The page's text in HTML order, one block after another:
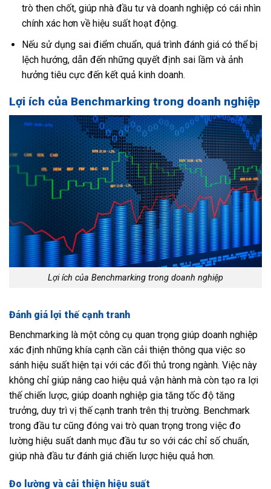
trò then chốt, giúp nhà đầu tư và doanh nghiệp có cái nhìn
chính xác hơn về hiệu suất hoạt động.
Nếu sử dụng sai điểm chuẩn, quá trình đánh giá có thể bị
lệch hướng, dẫn đến những quyết định sai lầm và ảnh
hưởng tiêu cực đến kết quả kinh doanh.
Lợi ích của Benchmarking trong doanh nghiệp
Lợi ích của Benchmarking trong doanh nghiệp
Đánh giá lợi thế cạnh tranh
Benchmarking là một công cụ quan trọng giúp doanh nghiệp
xác định những khía cạnh cần cải thiện thông qua việc so
sánh hiệu suất hiện tại với các đối thủ trong ngành. Việc này
không chỉ giúp nâng cao hiệu quả vận hành mà còn tạo ra lợi
thế chiến lược, giúp doanh nghiệp gia tăng tốc độ tăng
trưởng, duy trì vị thế cạnh tranh trên thị trường. Benchmark
trong đầu tư cũng đóng vai trò quan trọng trong việc đo
lường hiệu suất danh mục đầu tư so với các chỉ số chuẩn,
giúp nhà đầu tư đánh giá chiến lược hiệu quả hơn.
Đo lường và cải thiện hiệu suất